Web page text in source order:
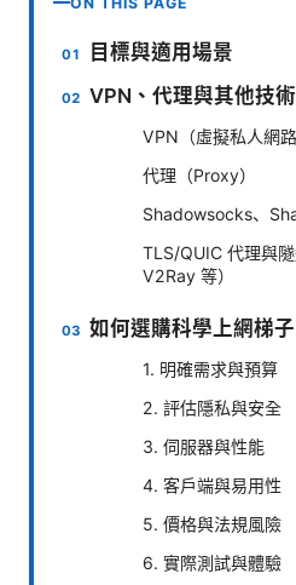
目標與適用場景
VPN、代理與其他技
VPN（虛擬私人網路
代理（Proxy）
Shadowsocks、
TLS/QUIC 代理與
V2Ray 等）
如何選購科學上網梯
1. 明確需求與預算
2. 評估隱私與安全
3. 伺服器與性能
4. 客戶端與易用性
5. 價格與法規風險
6. 實際測試與體驗